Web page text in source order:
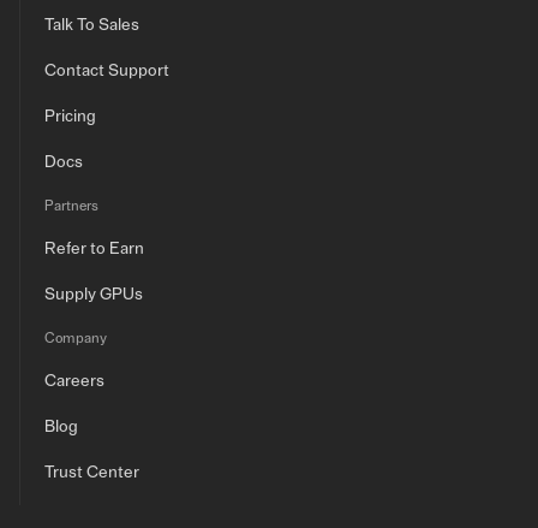
Talk To Sales
Contact Support
Pricing
Docs
Partners
Refer to Earn
Supply GPUs
Company
Careers
Blog
Trust Center